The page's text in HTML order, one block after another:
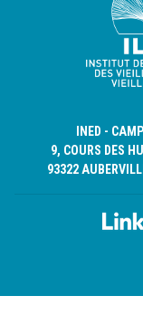
INED -
9, COURS DES
93322